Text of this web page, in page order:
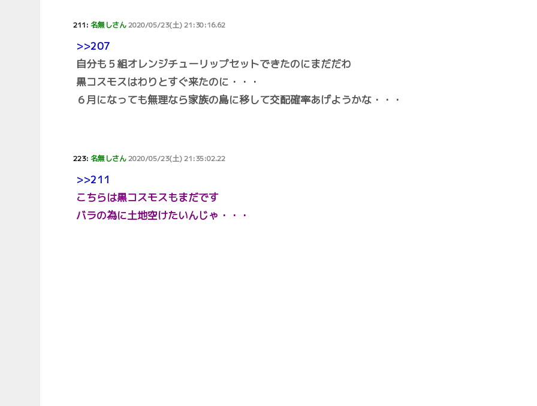
211:名無しさん2020/05/23(土) 21:30:16.62
>>207
自分も５組オレンジチューリップセットできたのにまだだわ
黒コスモスはわりとすぐ来たのに・・・
６月になっても無理なら家族の島に移して交配確率あげようかな・・・
223:名無しさん2020/05/23(土) 21:35:02.22
>>211
こちらは黒コスモスもまだです
バラの為に土地空けたいんじゃ・・・